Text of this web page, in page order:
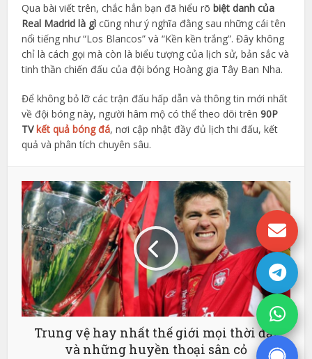
Qua bài viết trên, chắc hẳn bạn đã hiểu rõbiệt danh của
Real Madrid là gì cũng như ý nghĩa đằng sau những cái tên
nổi tiếng như “Los Blancos” và “Kền kền trắng”. Đây không
chỉ là cách gọi mà còn là biểu tượng của lịch sử, bản sắc và
tinh thần chiến đấu của đội bóng Hoàng gia Tây Ban Nha.
Để không bỏ lỡ các trận đấu hấp dẫn và thông tin mới nhất
về đội bóng này, người hâm mộ có thể theo dõi trên90P
TVkết quả bóng đá, nơi cập nhật đầy đủ lịch thi đấu, kết
quả và phân tích chuyên sâu.
Trung vệ hay nhất thế giới mọi thời đại
và những huyền thoại sân cỏ